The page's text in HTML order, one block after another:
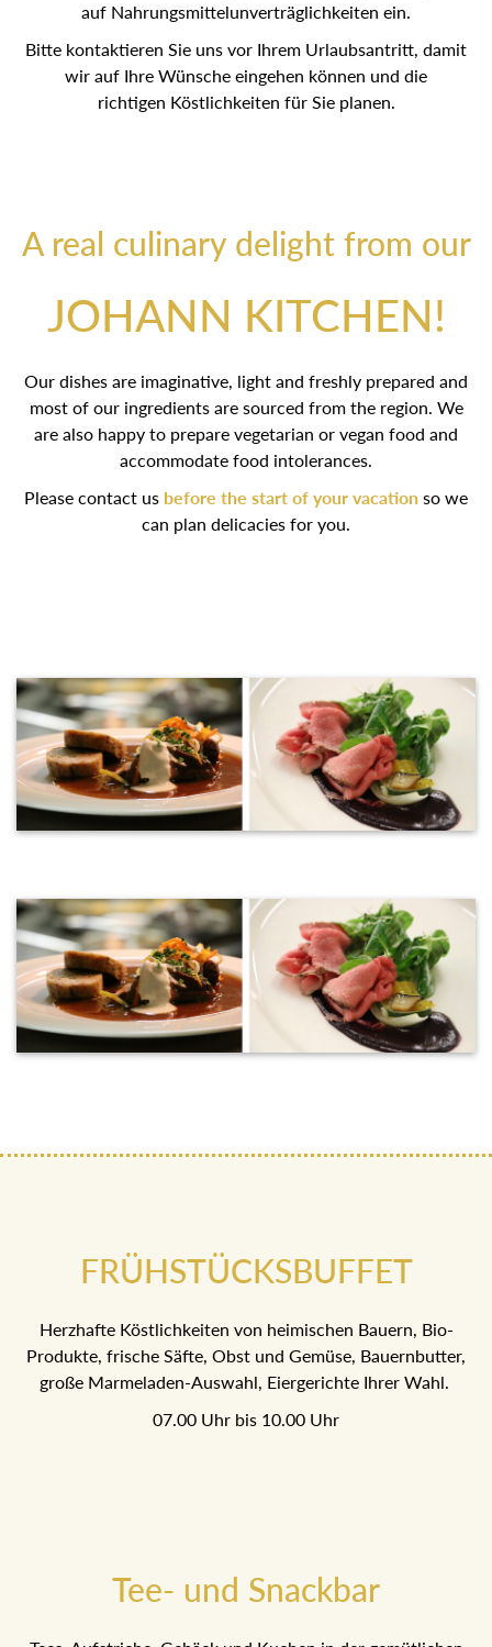
und gehen auf Nahrungsmittelunverträglichkeiten ein.
Bitte kontaktieren Sie uns vor Ihrem Urlaubsantritt, damit
wir auf Ihre Wünsche eingehen können und die
richtigen Köstlichkeiten für Sie planen.
A real culinary delight from our
JOHANN KITCHEN!
Our dishes are imaginative, light and freshly prepared and
most of our ingredients are sourced from the region. We are
also happy to prepare vegetarian or vegan food and
accommodate food intolerances.
Please contact us before the start of your vacationso we
can plan delicacies for you.
FRÜHSTÜCKSBUFFET
Herzhafte Köstlichkeiten von heimischen Bauern, Bio-
Produkte, frische Säfte, Obst und Gemüse, Bauernbutter,
große Marmeladen-Auswahl, Eiergerichte Ihrer Wahl.
07.00 Uhr bis 10.00 Uhr
Tee- und Snackbar